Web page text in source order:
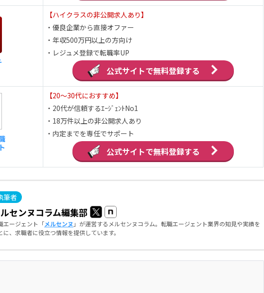
【ハイクラスの非公開求人あり】
・優良企業から直接オファー
・年収500万円以上の方向け
・レジュメ登録で転職率UP
公式サイトで無料登録する
【20～30代におすすめ】
・20代が信頼するｴｰｼﾞｪﾝﾄNo1
・18万件以上の非公開求人あり
・内定までを専任でサポート
公式サイトで無料登録する
センヌコラム編集部
エージェント「メルセンヌ 」が運営するメルセンヌコラム。転職エージェント業界の知見や実績を
に、求職者に役立つ情報を提供しています。